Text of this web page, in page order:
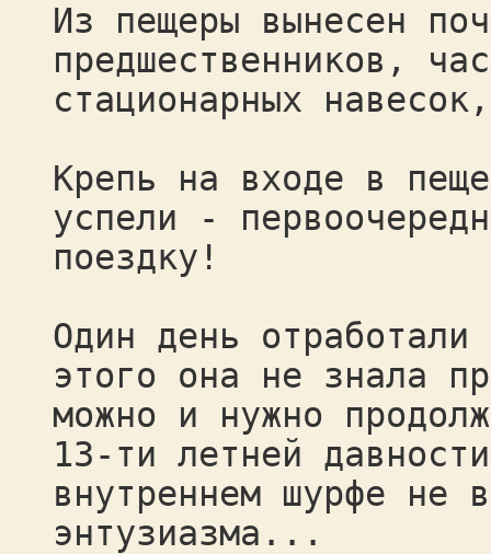
Из пещеры вынесен
предшественников,
стационарных
Крепь на входе в
успели -
поездку!
Один день
этого она не знала
можно и нужно
13-ти летней
внутреннем шурфе не
энтузиазма...